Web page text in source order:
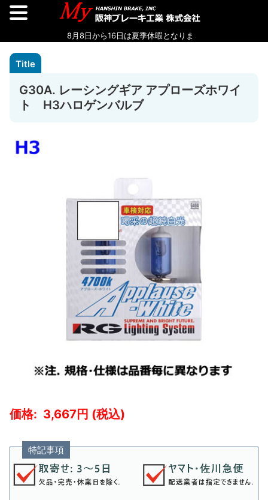
G30A. レーシングギア アプローズホワイ
ト H3ハロゲンバルブ
3,667
特記事項